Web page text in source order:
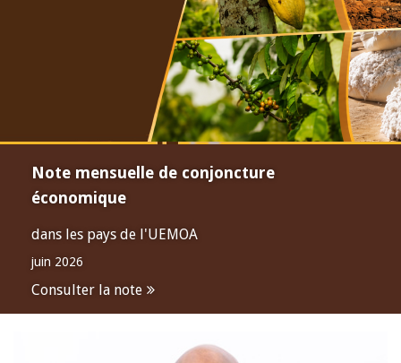
Note mensuelle de conjoncture
économique
dans les pays de l'UEMOA
juin 2026
Consulter la note